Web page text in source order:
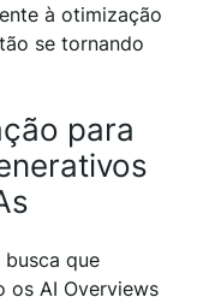
à otimização
se tornando
para
que
os AI Overviews